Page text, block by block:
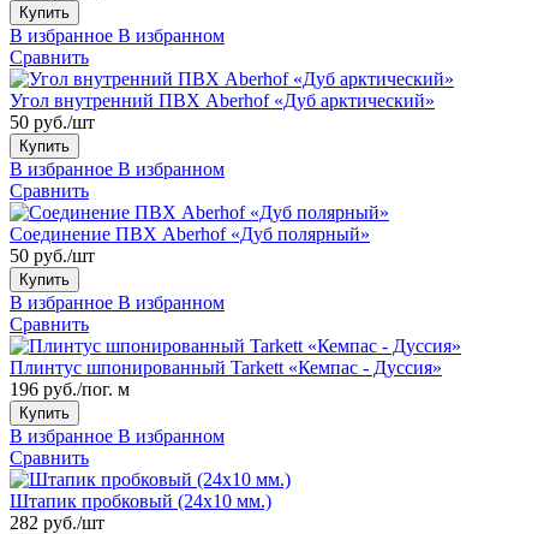
Купить
В избранное В избранном
Сравнить
Угол внутренний ПВХ Aberhof «Дуб арктический»
50 руб./шт
Купить
В избранное В избранном
Сравнить
Соединение ПВХ Aberhof «Дуб полярный»
50 руб./шт
Купить
В избранное В избранном
Сравнить
Плинтус шпонированный Tarkett «Кемпас - Дуссия»
196 руб./пог. м
Купить
В избранное В избранном
Сравнить
Штапик пробковый (24x10 мм.)
282 руб./шт